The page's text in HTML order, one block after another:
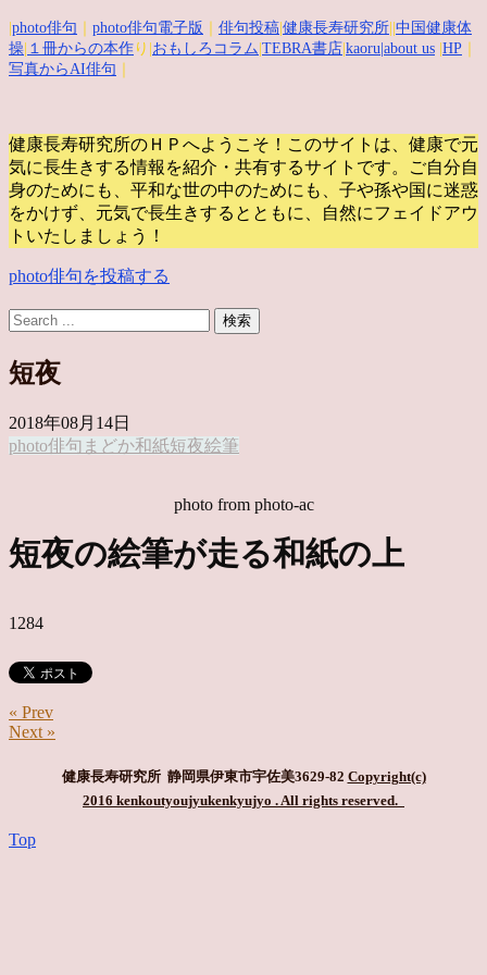
photo俳句 photo俳句電子版 俳句投稿 健康長寿研究所 中国健康体
操 １冊からの本作 り| おもしろコラム TEBRA書店 kaoru |about us HP
写真からAI俳句
健康長寿研究所のＨＰへようこそ！このサイトは、健康で元
気に長生きする情報を紹介・共有するサイトです。
ご自分自
身のためにも、平和な世の中のためにも、子や孫や国に迷惑
をかけず、元気で長生きするとともに、自然にフェイドアウ
トいたしましょう！
photo俳句を投稿する
短夜
2018年08月14日
photo俳句 まどか和紙短夜絵筆
photo from photo-ac
短夜の絵筆が走る和紙の上
1284
« Prev
Next »
健康長寿研究所 静岡県伊東市宇佐美3629-82 Copyright(c)
2016 kenkoutyoujyukenkyujyo . All rights reserved.
Top